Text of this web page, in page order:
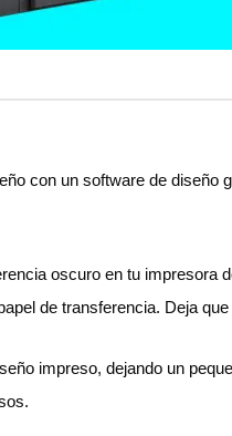
con un software de diseño
oscuro en tu impresora
de transferencia. Deja
impreso, dejando un